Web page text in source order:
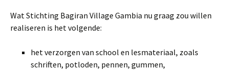
Wat Stichting Bagiran Village Gambia nu graag zou willen
realiseren is het volgende:
het verzorgen van school en lesmateriaal, zoals
schriften, potloden, pennen, gummen,